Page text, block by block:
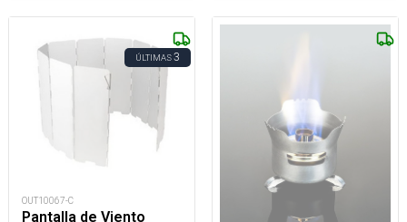
ÚLTIMAS3
OUT10067-C
Pantalla de Viento